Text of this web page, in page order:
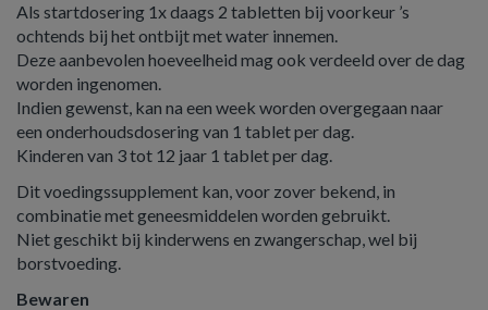
Als startdosering 1x daags 2 tabletten bij voorkeur ’s
ochtends bij het ontbijt met water innemen.
Deze aanbevolen hoeveelheid mag ook verdeeld over de dag
worden ingenomen.
Indien gewenst, kan na een week worden overgegaan naar
een onderhoudsdosering van 1 tablet per dag.
Kinderen van 3 tot 12 jaar 1 tablet per dag.
Dit voedingssupplement kan, voor zover bekend, in
combinatie met geneesmiddelen worden gebruikt.
Niet geschikt bij kinderwens en zwangerschap, wel bij
borstvoeding.
Bewaren